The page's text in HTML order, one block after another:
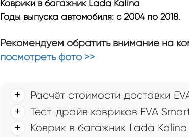
Коврики в багажник Lada Kalina
Годы выпуска автомобиля: с 2004 по 2018.
Рекомендуем обратить внимание на
посмотреть фото >>
Расчёт стоимости доставки
Тест-драйв ковриков EVA
Коврик в багажник Lada Kalina